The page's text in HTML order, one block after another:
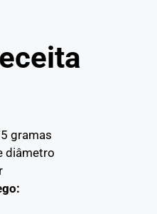
gramas
diâmetro